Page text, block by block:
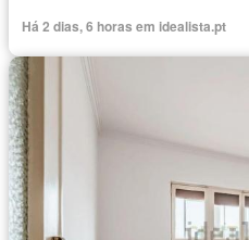
Há 2 dias, 6 horas em idealista.pt